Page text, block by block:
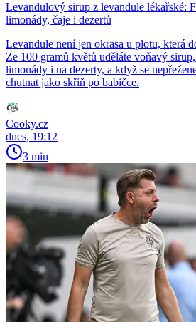
Levandulový sirup z levandule lékařské:
limonády, čaje i dezertů
Levandule není jen okrasa u plotu, která
Ze 100 gramů květů uděláte voňavý
limonády i na dezerty, a když se
chutnat jako skříň po babičce.
Cooky.cz
dnes, 19:12
3 min